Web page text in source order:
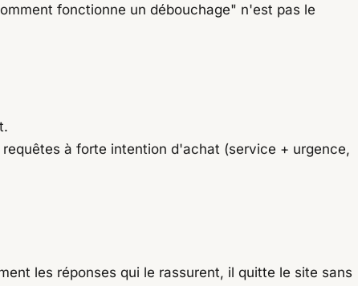
fonctionne un débouchage" n'est pas le
à forte intention d'achat (service + urgence,
les réponses qui le rassurent, il quitte le site sans